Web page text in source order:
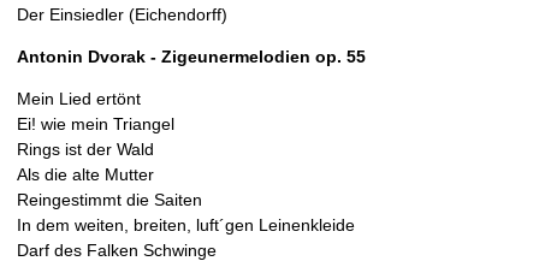
Der Einsiedler (Eichendorff)
Antonin Dvorak - Zigeunermelodien op. 55
Mein Lied ertönt
Ei! wie mein Triangel
Rings ist der Wald
Als die alte Mutter
Reingestimmt die Saiten
In dem weiten, breiten, luft´gen Leinenkleide
Darf des Falken Schwinge